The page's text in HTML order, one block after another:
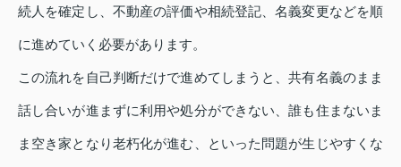
続人を確定し、不動産の評価や相続登記、名義変更などを順
に進めていく必要があります。
この流れを自己判断だけで進めてしまうと、共有名義のまま
話し合いが進まずに利用や処分ができない、誰も住まないま
ま空き家となり老朽化が進む、といった問題が生じやすくな